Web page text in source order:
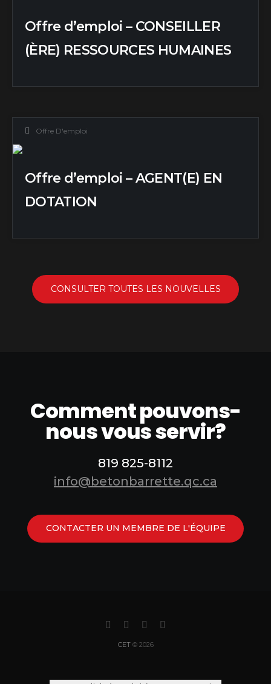
Offre d’emploi – CONSEILLER
(ÈRE) RESSOURCES HUMAINES
Offre D'emploi
Offre d’emploi – AGENT(E) EN
DOTATION
CONSULTER TOUTES LES NOUVELLES
Comment pouvons-
nous vous servir?
819 825-8112
info@betonbarrette.qc.ca
CONTACTER UN MEMBRE DE L'ÉQUIPE
CET© 2026